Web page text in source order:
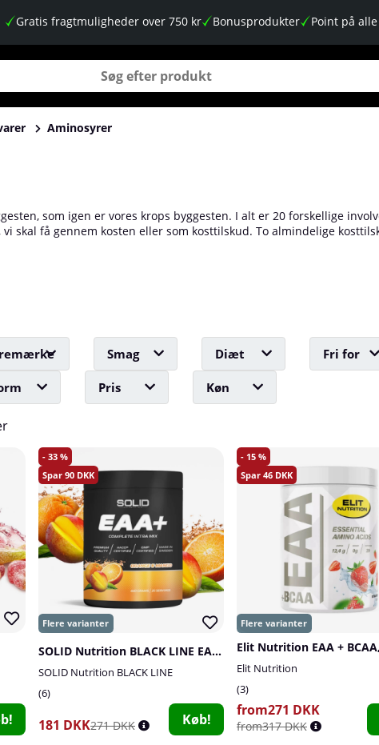
Gratis fragtmuligheder over 750 kr Bonusprodukter Point på
Aminosyrer
som igen er vores krops byggesten. I alt er 20 forskellige
skal få gennem kosten eller som kosttilskud. To almindelige
optimale forhold for muskelvækst.
Smag Diæt Fri for
Pris Køn
33
90
SOLID Nutrition BLACK LINE EAA+, 440 g
SOLID Nutrition BLACK LINE
6
181 DKK271 DKK Køb!
15
46
Elit Nutrition EAA +
Elit Nutrition
3
from271 DKK
from317 DKK